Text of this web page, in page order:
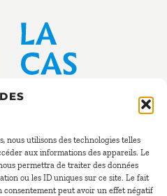
nous utilisons des technologies telles
aux informations des appareils. Le
permettra de traiter des données
ou les ID uniques sur ce site. Le fait
consentement peut avoir un effet négatif